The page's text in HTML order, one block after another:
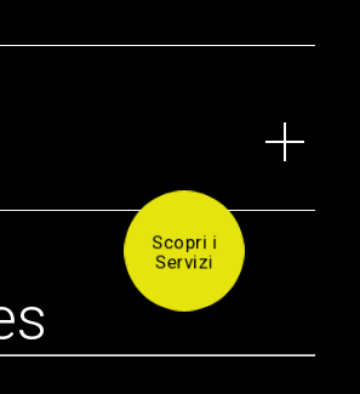
Scopri i
Servizi
s